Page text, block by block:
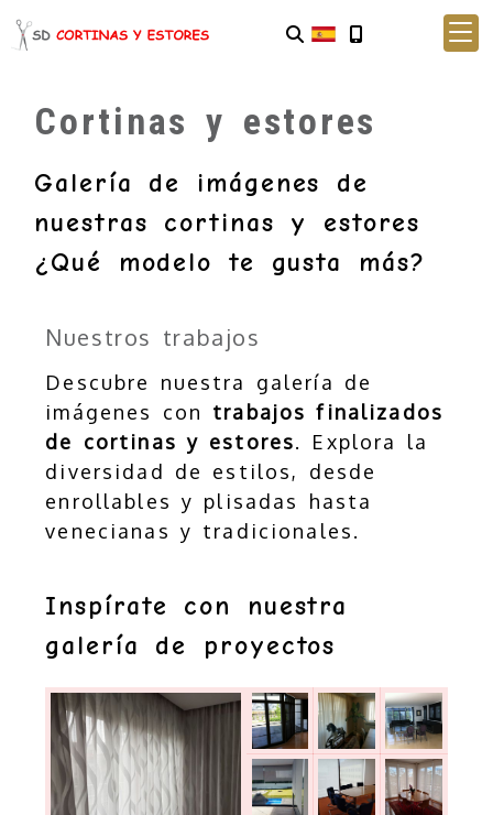
Cortinas y estores
Galería de imágenes de
nuestras cortinas y estores
¿Qué modelo te gusta más?
Nuestros trabajos
Descubre nuestra galería de
imágenes con trabajos finalizados
de cortinas y estores. Explora la
diversidad de estilos, desde
enrollables y plisadas hasta
venecianas y tradicionales.
Inspírate con nuestra
galería de proyectos